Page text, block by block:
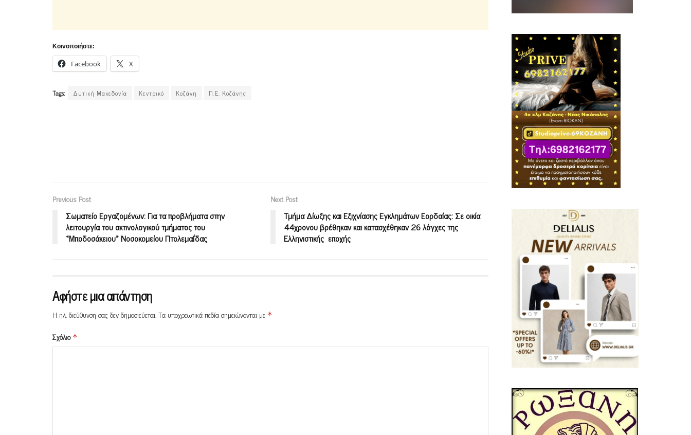
Κοινοποιήστε:
Facebook X
Tags: Δυτική Μακεδονία Κεντρικό Κοζάνη Π.Ε. Κοζάνης
Previous Post
Σωματείο Εργαζομένων: Για τα προβλήματα στην
λειτουργία του ακτινολογικού τμήματος του
«Μποδοσάκειου» Νοσοκομείου Πτολεμαΐδας
Next Post
Τμήμα Δίωξης και Εξιχνίασης Εγκλημάτων Εορδαίας: Σε οικία
44χρονου βρέθηκαν και κατασχέθηκαν 26 λόγχες της
Ελληνιστικής εποχής
Αφήστε μια απάντηση
Η ηλ. διεύθυνση σας δεν δημοσιεύεται.Τα υποχρεωτικά πεδία σημειώνονται με *
Σχόλιο *